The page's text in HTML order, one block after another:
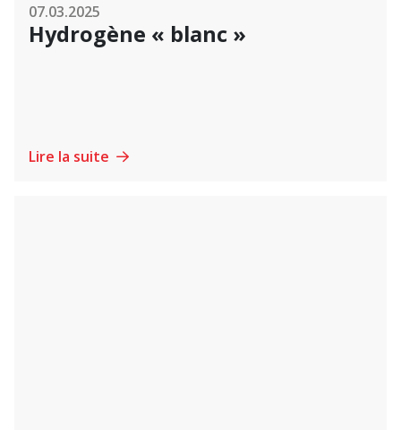
07.03.2025
Hydrogène « blanc »
Lire la suite